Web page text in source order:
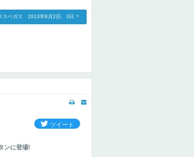
スベガス 2013年8月2日、3日
ンに登場!
ツイート